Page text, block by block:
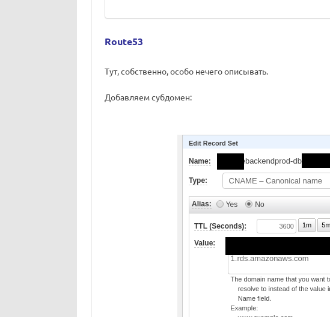
Route53
Тут, собственно, особо нечего описывать.
Добавляем субдомен: